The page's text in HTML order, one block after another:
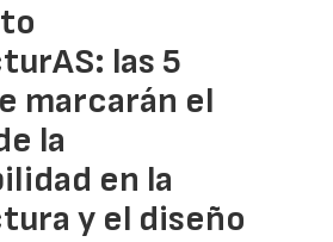
las 5
marcarán el
la
en la
y el diseño